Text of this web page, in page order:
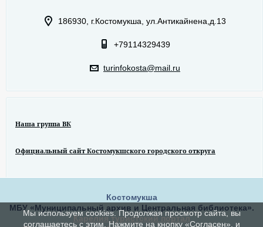
186930, г.Костомукша, ул.Антикайнена,д.13
+79114329439
turinfokosta@mail.ru
Наша группа ВК
Официальный сайт Костомукшского городского откруга
Костомукша
МБУ «Муниципальный архив и Центральная библиотека».
Карелия туристский портал
Мы используем cookies. Продолжая просмотр сайта, вы
соглашаетесь с этим. Нажмите на кнопку «Согласен», и